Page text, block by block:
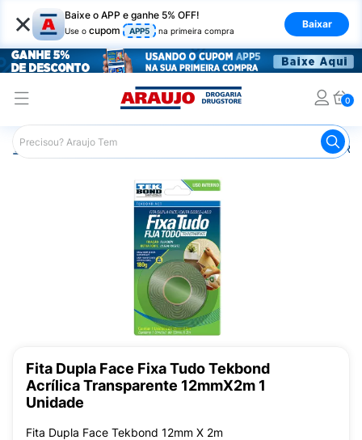
× Baixe o APP e ganhe 5% OFF!
Use o cupom APP5 na primeira compra
Baixar
0
Araujo Mercado Manutenção e
Fita Dupla Face Fixa Tudo Tekbond
Acrílica Transparente 12mmX2m 1
Unidade
Fita Dupla Face Tekbond 12mm X 2m